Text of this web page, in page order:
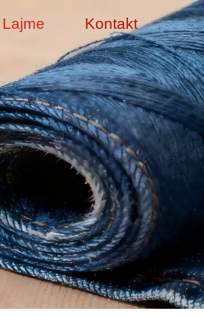
Lajme Kontakt